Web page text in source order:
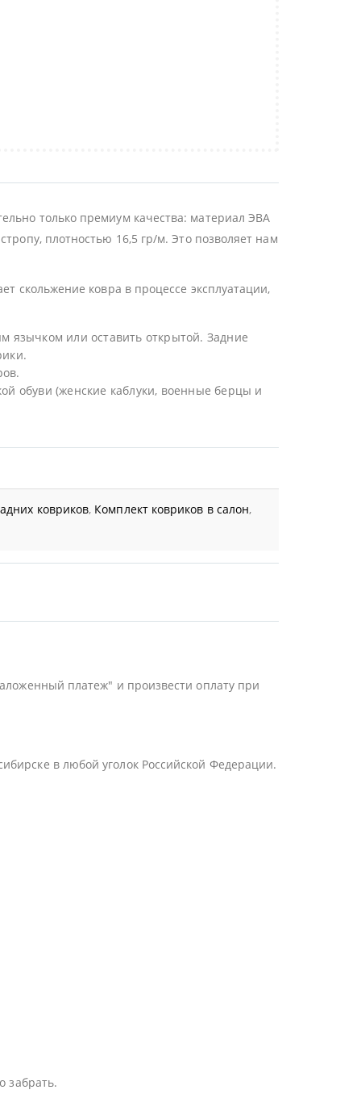
только премиум качества: материал ЭВА
плотностью 16,5 гр/м. Это позволяет нам
скольжение ковра в процессе эксплуатации,
язычком или оставить открытой. Задние
обуви (женские каблуки, военные берцы и
ковриков, Комплект ковриков в салон,
платеж" и произвести оплату при
в любой уголок Российской Федерации.
забрать.